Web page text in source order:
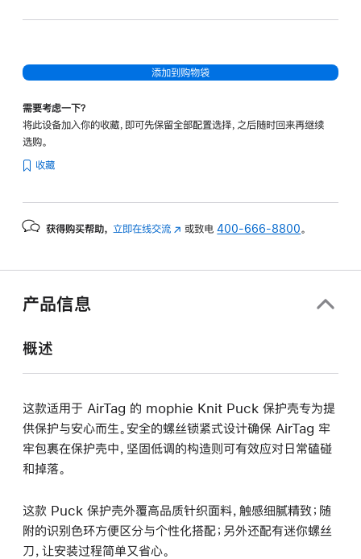
添加到购物袋
需要考虑一下？
将此设备加入你的收藏，即可先保留全部配置选择，之后随时回来再继续
选购。
收藏
获得购买帮助， 立即在线交流 (在 或致电400-666-8800。
产品信息
概述
这款适用于 AirTag 的 mophie Knit Puck 保护壳专为提
供保护与安心而生。安全的螺丝锁紧式设计确保 AirTag 牢
牢包裹在保护壳中，坚固低调的构造则可有效应对日常磕碰
和掉落。
这款 Puck 保护壳外覆高品质针织面料，触感细腻精致；随
附的识别色环方便区分与个性化搭配；另外还配有迷你螺丝
刀，让安装过程简单又省心。